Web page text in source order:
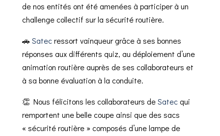
de nos entités ont été amenées à participer à un
challenge collectif sur la sécurité routière.
🚗 Satecressort vainqueur grâce à ses bonnes
réponses aux différents quiz, au déploiement d’une
animation routière auprès de ses collaborateurs et
à sa bonne évaluation à la conduite.
👏 Nous félicitons les collaborateurs deSatecqui
remportent une belle coupe ainsi que des sacs
« sécurité routière » composés d’une lampe de